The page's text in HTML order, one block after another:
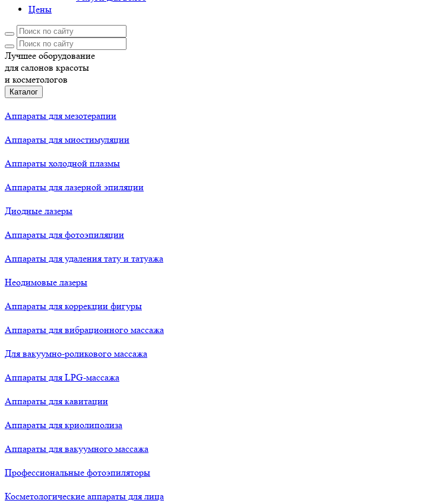
Цены
Лучшее оборудование
для салонов красоты
и косметологов
Каталог
Аппараты для мезотерапии
Аппараты для миостимуляции
Аппараты холодной плазмы
Аппараты для лазерной эпиляции
Диодные лазеры
Аппараты для фотоэпиляции
Аппараты для удаления тату и татуажа
Неодимовые лазеры
Аппараты для коррекции фигуры
Аппараты для вибрационного массажа
Для вакуумно-роликового массажа
Аппараты для LPG-массажа
Аппараты для кавитации
Аппараты для криолиполиза
Аппараты для вакуумного массажа
Профессиональные фотоэпиляторы
Косметологические аппараты для лица